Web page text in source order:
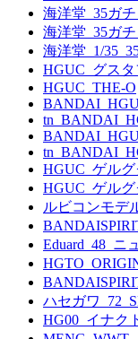
海洋堂_35ガ
海洋堂_35ガ
海洋堂_1/
HGUC_グス
HGUC_THE-O
HGUC_ゲル
HGUC_ゲル
ルビコンモデ
Eduard_48_ニ
ハセガワ
HG00_イナク